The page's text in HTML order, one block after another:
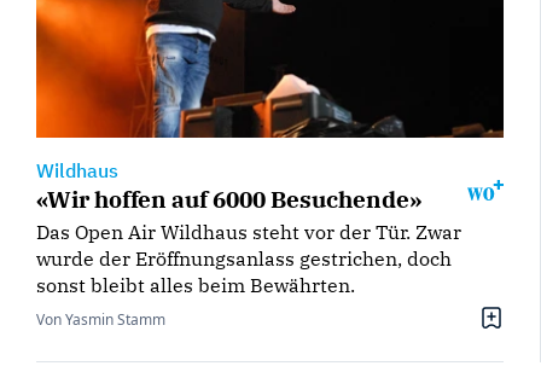
Wildhaus
«Wir hoffen auf 6000 Besuchende»
Das Open Air Wildhaus steht vor der Tür. Zwar
wurde der Eröffnungsanlass gestrichen, doch
sonst bleibt alles beim Bewährten.
Von Yasmin Stamm